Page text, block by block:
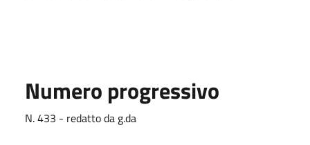
Numero progressivo
N. 433 - redatto da g.da